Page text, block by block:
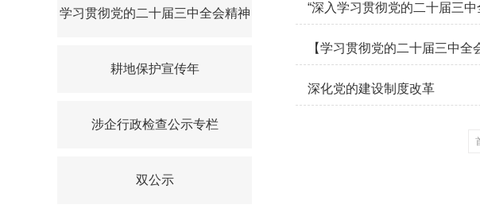
学习贯彻党的二十届三中全会精神
耕地保护宣传年
涉企行政检查公示专栏
双公示
“深入学习贯彻党的二十届三
【学习贯彻党的二十届三中
深化党的建设制度改革